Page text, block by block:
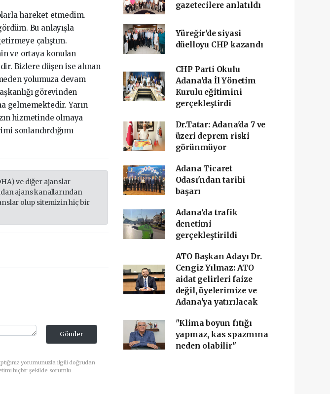
hareket etmedim.
Bu anlayışla
çalıştım.
ve ortaya konulan
Bizlere düşen ise alınan
yolumuza devam
görevinden
gelmemektedir. Yarın
hizmetinde olmaya
sonlandırdığımı
ve diğer ajanslar
ajans kanallarından
olup sitemizin hiç bir
Gönder
yorumunuzla ilgili doğrudan
hiçbir şekilde sorumlu
gazetecilere anlatıldı
Yüreğir'de siyasi
düelloyu CHP kazandı
CHP Parti Okulu
Adana'da İl Yönetim
Kurulu eğitimini
gerçekleştirdi
Dr.Tatar: Adana'da 7 ve
üzeri deprem riski
görünmüyor
Adana Ticaret
Odası'ndan tarihi
başarı ‎
Adana’da trafik
denetimi
gerçekleştirildi
ATO Başkan Adayı Dr.
Cengiz Yılmaz: ATO
aidat gelirleri faize
değil, üyelerimize ve
Adana'ya yatırılacak
"Klima boyun fıtığı
yapmaz, kas spazmına
neden olabilir"